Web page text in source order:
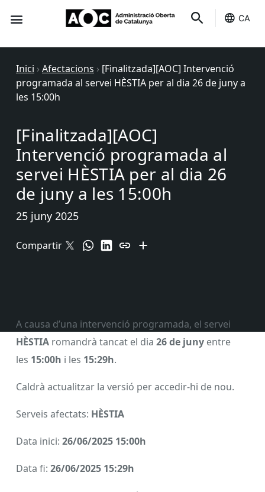
CA
Inici › Afectacions › [Finalitzada][AOC] Intervenció
programada al servei HÈSTIA per al dia 26 de juny a
les 15:00h
[Finalitzada][AOC]
Intervenció programada al
servei HÈSTIA per al dia 26
de juny a les 15:00h
25 juny 2025
Compartir
A causa d’una intervenció programada, el servei
HÈSTIA romandrà tancat el dia 26 de juny entre
les 15:00h i les 15:29h.
Caldrà actualitzar la versió per accedir-hi de nou.
Serveis afectats: HÈSTIA
Data inici: 26/06/2025 15:00h
Data fi: 26/06/2025 15:29h